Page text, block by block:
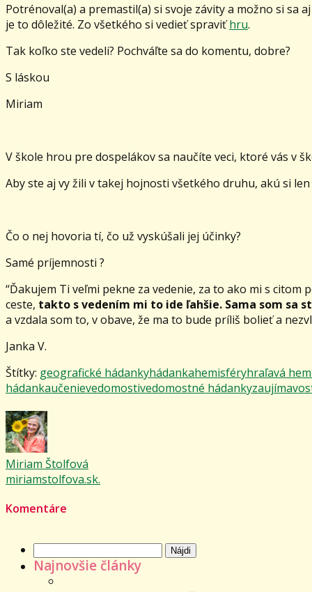
Potrénoval(a) a premastil(a) si svoje závity a možno si sa
je to dôležité. Zo všetkého si vedieť spraviťhru.
Tak koľko ste vedeli? Pochváľte sa do komentu, dobre?
S láskou
Miriam
V škole hrou pre dospelákov sa naučíte veci, ktoré vás v
Aby ste aj vy žili v takej hojnosti všetkého druhu, akú si
Čo o nej hovoria tí, čo už vyskúšali jej účinky?
Samé príjemnosti ?
“Ďakujem Ti veľmi pekne za vedenie, za to ako mi s
ceste, takto s vedením mi to ide ľahšie. Sama som sa
a vzdala som to, v obave, že ma to bude príliš bolieť a
Janka V.
Štítky: geografické hádankyhádankahemisféryhraľavá
hádankaučenievedomostivedomostné hádanky
Miriam Štolfová
miriamstolfova.sk.
Komentáre
Hľadať:
Najnovšie články